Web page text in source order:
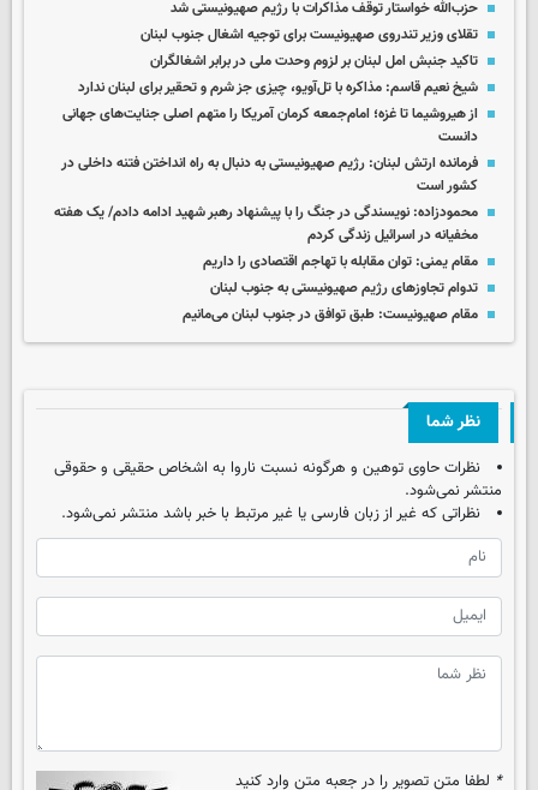
حزب‌الله خواستار توقف مذاکرات با رژیم صهیونیستی شد
تقلای وزیر تندروی صهیونیست برای توجیه اشغال جنوب لبنان
تاکید جنبش امل لبنان بر لزوم وحدت ملی در برابر اشغالگران
شیخ نعیم قاسم: مذاکره با تل‌آویو، چیزی جز شرم و تحقیر برای لبنان ندارد
از هیروشیما تا غزه؛ امام‌جمعه کرمان آمریکا را متهم اصلی جنایت‌های جهانی
دانست
فرمانده ارتش لبنان: رژیم صهیونیستی به دنبال به راه انداختن فتنه داخلی در
کشور است
محمودزاده: نویسندگی در جنگ را با پیشنهاد رهبر شهید ادامه دادم/ یک هفته
مخفیانه در اسرائیل زندگی کردم
مقام یمنی: توان مقابله با تهاجم اقتصادی را داریم
تدوام تجاوزهای رژیم صهیونیستی به جنوب لبنان
مقام صهیونیست: طبق توافق در جنوب لبنان می‌مانیم
نظر شما
نظرات حاوی توهین و هرگونه نسبت ناروا به اشخاص حقیقی و حقوقی
منتشر نمی‌شود.
نظراتی که غیر از زبان فارسی یا غیر مرتبط با خبر باشد منتشر نمی‌شود.
* لطفا متن تصویر را در جعبه متن وارد کنید